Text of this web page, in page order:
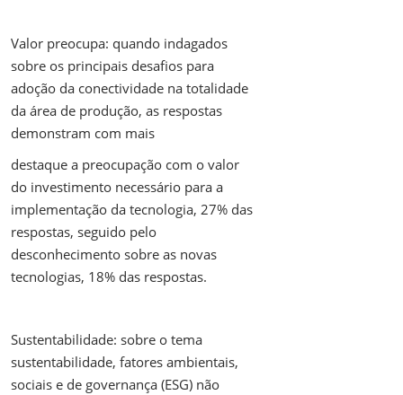
Valor preocupa: quando indagados
sobre os principais desafios para
adoção da conectividade na totalidade
da área de produção, as respostas
demonstram com mais
destaque a preocupação com o valor
do investimento necessário para a
implementação da tecnologia, 27% das
respostas, seguido pelo
desconhecimento sobre as novas
tecnologias, 18% das respostas.
Sustentabilidade: sobre o tema
sustentabilidade, fatores ambientais,
sociais e de governança (ESG) não